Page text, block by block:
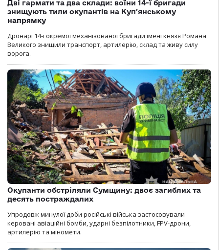
Дві гармати та два склади: воїни 14-ї бригади
знищують тили окупантів на Купʼянському
напрямку
Дронарі 14-ї окремої механізованої бригади імені князя Романа
Великого знищили транспорт, артилерію, склад та живу силу
ворога.
Окупанти обстріляли Сумщину: двоє загиблих та
десять постраждалих
Упродовж минулої доби російські війська застосовували
керовані авіаційні бомби, ударні безпілотники, FPV-дрони,
артилерію та міномети.